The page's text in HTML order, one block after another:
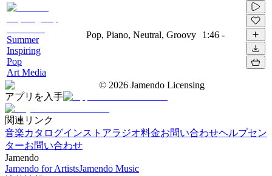
Summer
Inspiring
Pop
Art Media
Pop, Piano, Neutral, Groovy 1:46 -
© 2026 Jamendo Licensing
アプリを入手
関連リンク
音楽カタログインストアラジオ料金お問い合わせヘルプセン
ターお問い合わせ
Jamendo
Jamendo for ArtistsJamendo Music